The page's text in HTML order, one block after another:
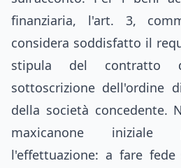
finanziaria, l'art. 3,
considera soddisfatto il
stipula del
sottoscrizione dell'ordine
della società concedente.
maxicanone iniziale
l'effettuazione: a fare